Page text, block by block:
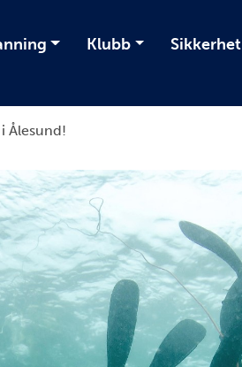
Klubb Sikkerhet
Ålesund!